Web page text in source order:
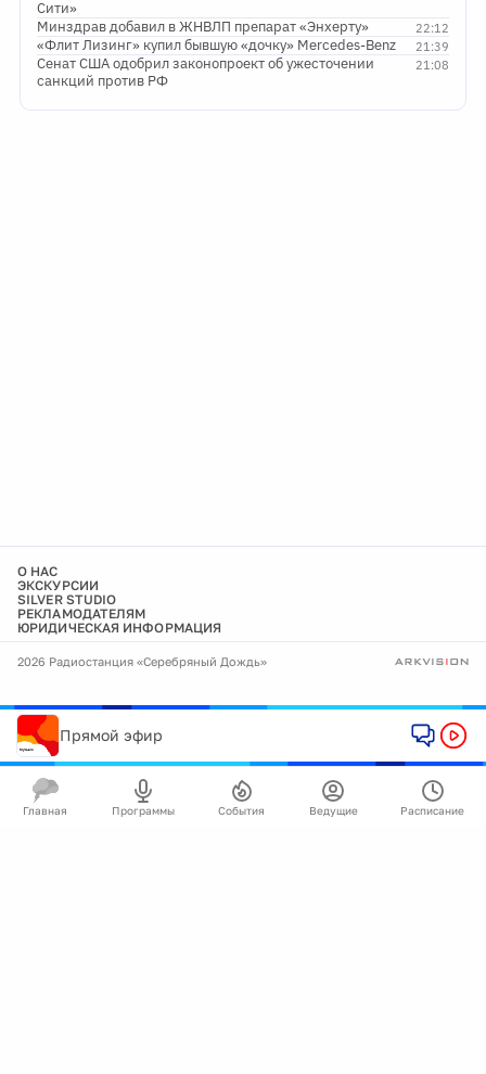
Сити»
22:12
Минздрав добавил в ЖНВЛП препарат «Энхерту»
21:39
«Флит Лизинг» купил бывшую «дочку» Mercedes-Benz
21:08
Сенат США одобрил законопроект об ужесточении
санкций против РФ
О НАС
ЭКСКУРСИИ
SILVER STUDIO
РЕКЛАМОДАТЕЛЯМ
ЮРИДИЧЕСКАЯ ИНФОРМАЦИЯ
2026 Радиостанция «Серебряный Дождь»
Прямой эфир
Главная Программы События Ведущие Расписание